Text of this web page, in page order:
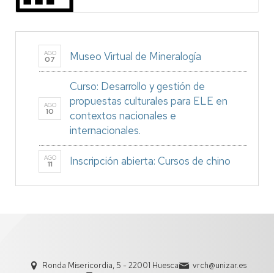
AGO
07 Museo Virtual de Mineralogía
AGO
10
Curso: Desarrollo y gestión de
propuestas culturales para ELE en
contextos nacionales e
internacionales.
AGO
11 Inscripción abierta: Cursos de chino
Ronda Misericordia, 5 - 22001 Huesca
vrch@unizar.es